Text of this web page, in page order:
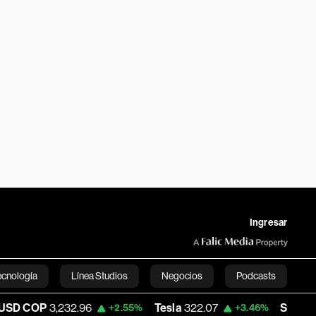
Ingresar
Línea Studios Negocios Podcasts
English
3,232.96 +2.55% Tesla 322.07 +3.46% Space X 114.44